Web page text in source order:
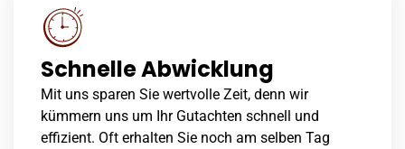
Schnelle Abwicklung
Mit uns sparen Sie wertvolle Zeit, denn wir
kümmern uns um Ihr Gutachten schnell und
effizient. Oft erhalten Sie noch am selben Tag